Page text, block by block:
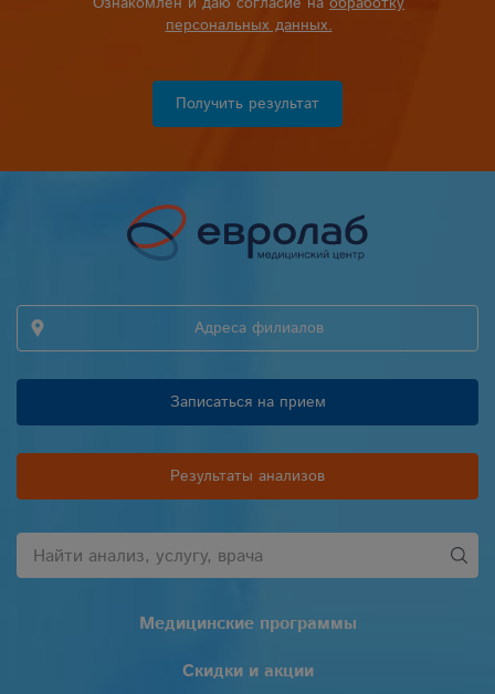
персональных данных.
Получить результат
Адреса филиалов
Записаться на прием
Результаты анализов
Медицинские программы
Скидки и акции